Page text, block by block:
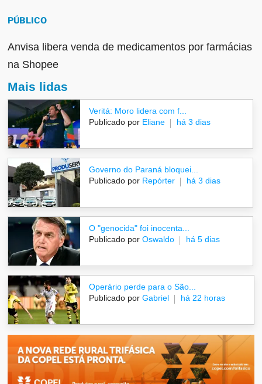
PÚBLICO
Anvisa libera venda de medicamentos por farmácias
na Shopee
Mais lidas
Veritá: Moro lidera com f...
Publicado por Eliane há 3 dias
Governo do Paraná bloquei...
Publicado por Repórter há 3 dias
O "genocida" foi inocenta...
Publicado por Oswaldo há 5 dias
Operário perde para o São...
Publicado por Gabriel há 22 horas